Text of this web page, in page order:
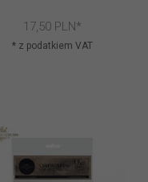
17, 50 PLN*
* z podatkiem VAT